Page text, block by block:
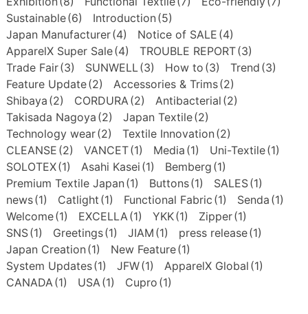
Sustainable(6) Introduction (5)
Japan Manufacturer(4) Notice of SALE (4)
ApparelX Super Sale(4) TROUBLE REPORT(3)
Trade Fair(3) SUNWELL(3) How to (3) Trend (3)
Feature Update(2) Accessories & Trims(2)
Shibaya (2) CORDURA(2) Antibacterial (2)
Takisada Nagoya (2) Japan Textile(2)
Technology wear(2) Textile Innovation (2)
CLEANSE (2) VANCET(1) Media (1) Uni-Textile(1)
SOLOTEX(1) Asahi Kasei (1) Bemberg (1)
Premium Textile Japan (1) Buttons(1) SALES(1)
news(1) Catlight (1) Functional Fabric (1) Senda (1)
Welcome(1) EXCELLA(1) YKK(1) Zipper(1)
SNS(1) Greetings(1) JIAM (1) press release(1)
Japan Creation (1) New Feature(1)
System Updates(1) JFW(1) ApparelX Global (1)
CANADA(1) USA(1) Cupro (1)